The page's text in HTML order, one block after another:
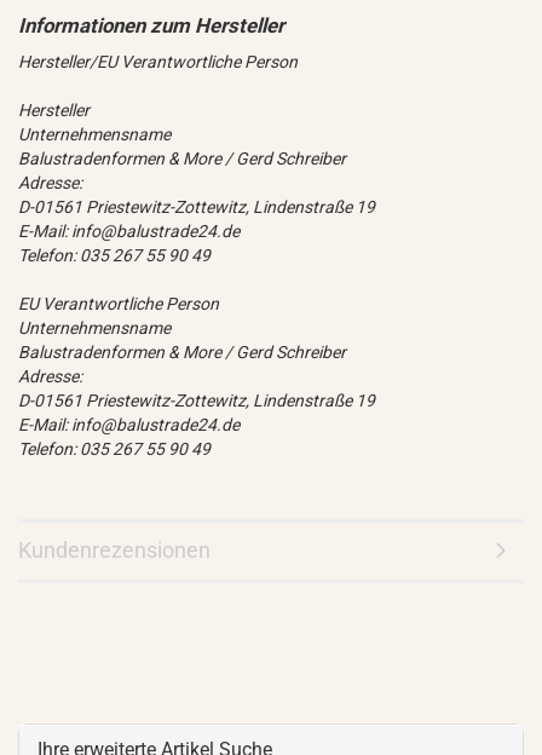
Hersteller/EU Verantwortliche Person
Hersteller
Unternehmensname
Balustradenformen & More / Gerd Schreiber
Adresse:
D-01561 Priestewitz-Zottewitz, Lindenstraße 19
E-Mail: info@balustrade24.de
Telefon: 035 267 55 90 49
EU Verantwortliche Person
Unternehmensname
Balustradenformen & More / Gerd Schreiber
Adresse:
D-01561 Priestewitz-Zottewitz, Lindenstraße 19
E-Mail: info@balustrade24.de
Telefon: 035 267 55 90 49
Kundenrezensionen
Ihre erweiterte Artikel Suche